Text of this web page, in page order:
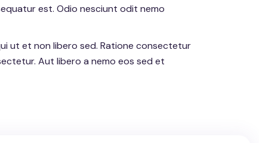
est. Odio nesciunt odit nemo
ut et non libero sed. Ratione consectetur
Aut libero a nemo eos sed et